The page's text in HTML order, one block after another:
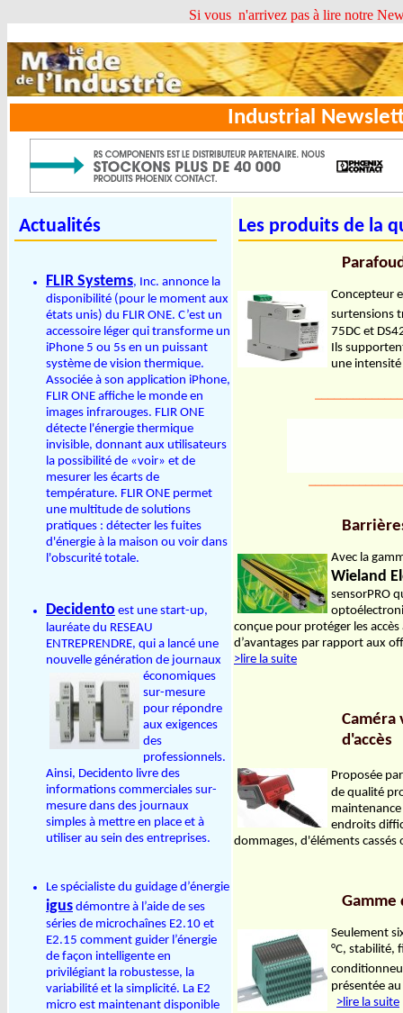
Si vous n'arrivez pas à lire notre
Industrial
Actualités
FLIR Systems, Inc. annonce la
disponibilité (pour le moment aux
états unis) du FLIR ONE. C’est un
accessoire léger qui transforme un
iPhone 5 ou 5s en un puissant
système de vision thermique.
Associée à son application iPhone,
FLIR ONE affiche le monde en
images infrarouges. FLIR ONE
détecte l'énergie thermique
invisible, donnant aux utilisateurs
la possibilité de «voir» et de
mesurer les écarts de
température. FLIR ONE permet
une multitude de solutions
pratiques : détecter les fuites
d'énergie à la maison ou voir dans
l'obscurité totale.
Decidento est une start-up,
lauréate du RESEAU
ENTREPRENDRE, qui a lancé une
nouvelle génération de journaux
économiques
sur-mesure
pour répondre
aux exigences
des
professionnels.
Ainsi, Decidento livre des
informations commerciales sur-
mesure dans des journaux
simples à mettre en place et à
utiliser au sein des entreprises.
Le spécialiste du guidage d’énergie
igus démontre à l’aide de ses
séries de microchaînes E2.10 et
E2.15 comment guider l’énergie
de façon intelligente en
privilégiant la robustesse, la
variabilité et la simplicité. La E2
micro est maintenant disponible
Les produits de la
Concepteur
surtensions
75DC et
Ils
une
Avec la
Wieland
sensorPRO
conçue pour protéger les
d’avantages par rapport aux
>lire la suite
d'accès
Proposée
de qualité
endroits
dommages, d'éléments
Gamme
Seulement
°C, stabilité,
présentée
>lire la suite